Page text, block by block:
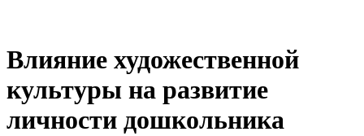
Влияние художественной
культуры на развитие
личности дошкольника